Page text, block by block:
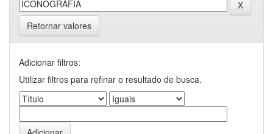
Retornar valores
Adicionar filtros:
Utilizar filtros para refinar o resultado de busca.